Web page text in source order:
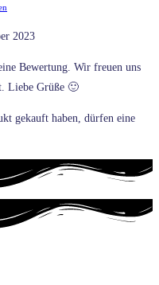
2023
Bewertung. Wir freuen uns
Liebe Grüße 🙂
gekauft haben, dürfen eine